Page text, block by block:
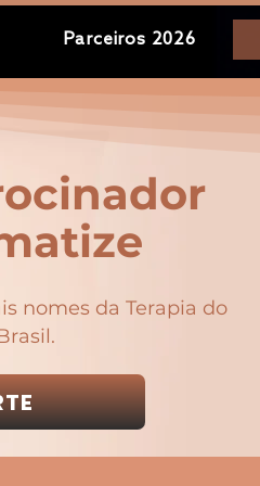
Parceiros 2026
nomes da Terapia do